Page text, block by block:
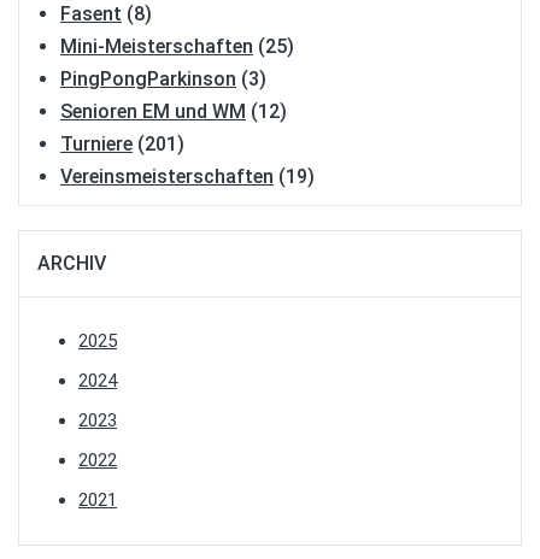
Fasent (8)
Mini-Meisterschaften (25)
PingPongParkinson (3)
Senioren EM und WM (12)
Turniere (201)
Vereinsmeisterschaften (19)
ARCHIV
2025
2024
2023
2022
2021